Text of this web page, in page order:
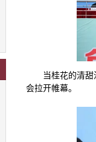
当桂花的清
会拉开帷幕。